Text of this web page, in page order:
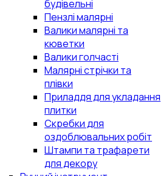
будівельні
Пензлі малярні
Валики малярні та
кюветки
Валики голчасті
Малярні стрічки та
плівки
Приладдя для укладання
плитки
Скребки для
оздоблювальних робіт
Штампи та трафарети
для декору